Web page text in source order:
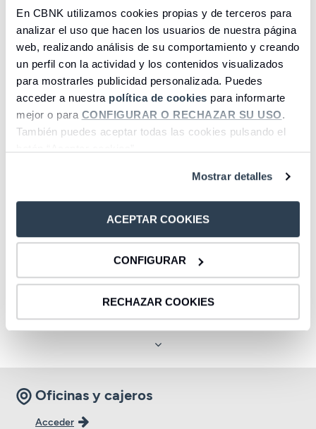
En CBNK utilizamos cookies propias y de terceros para
analizar el uso que hacen los usuarios de nuestra página
web, realizando análisis de su comportamiento y creando
un perfil con la actividad y los contenidos visualizados
para mostrarles publicidad personalizada. Puedes
acceder a nuestra política de cookies para informarte
mejor o para CONFIGURAR O RECHAZAR SU USO.
También puedes aceptar todas las cookies pulsando el
Mostrar detalles
ACEPTAR COOKIES
CONFIGURAR
RECHAZAR COOKIES
ISO 20022 EMISIÓN DE
ADEUDOS
ISO 20022 EMISIÓN ADEUDOS
ISO 20022 EMISIÓN
TRANSFERENCIAS Y CHEQUES
Oficinas y cajeros
Acceder